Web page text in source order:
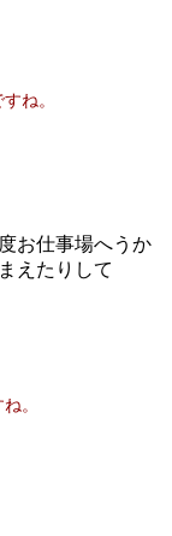
ね。
お仕事場へうか
えたりして
。